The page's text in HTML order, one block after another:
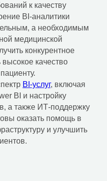
к качеству
BI-аналитики
а необходимым
медицинской
конкурентное
качество
BI-услуг, включая
BI и настройку
а также ИТ-поддержку
оказать помощь в
и улучшить
на